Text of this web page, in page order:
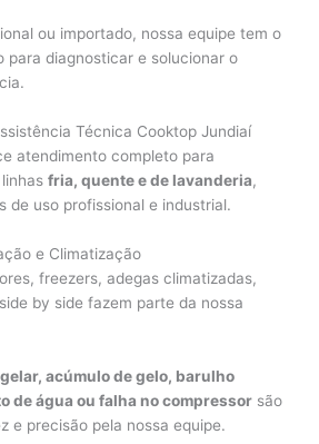
ou importado, nossa equipe tem o
para diagnosticar e solucionar o
Técnica Cooktop Jundiaí
atendimento completo para
linhasfria, quente e de lavanderia,
de uso profissional e industrial.
e Climatização
freezers, adegas climatizadas,
by side fazem parte da nossa
acúmulo de gelo, barulho
de água ou falha no compressor são
e precisão pela nossa equipe.